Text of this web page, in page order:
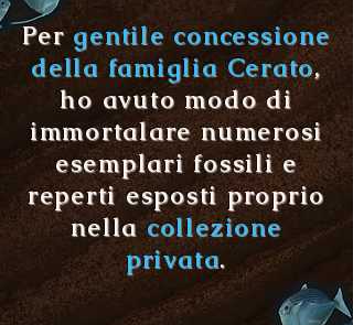
Pergentile concessione
della famiglia Cerato,
ho avuto modo di
immortalare numerosi
esemplari fossili e
reperti esposti proprio
nellacollezione
privata.